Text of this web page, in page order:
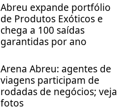
Abreu expande portfólio
de Produtos Exóticos e
chega a 100 saídas
garantidas por ano
Arena Abreu: agentes de
viagens participam de
rodadas de negócios; veja
fotos